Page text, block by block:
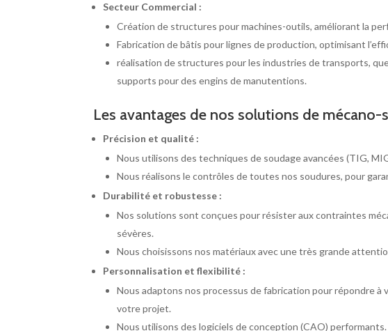
Secteur Commercial :
Création de structures pour machines-outils, améliorant la
Fabrication de bâtis pour lignes de production, optimisant
réalisation de structures pour les industries de transports,
supports pour des engins de manutentions.
Les avantages de nos solutions de mécano-
Précision et qualité :
Nous utilisons des techniques de soudage avancées (TIG,
Nous réalisons le contrôles de toutes nos soudures, pour
Durabilité et robustesse :
Nos solutions sont conçues pour résister aux contraintes
sévères.
Nous choisissons nos matériaux avec une très grande
Personnalisation et flexibilité :
Nous adaptons nos processus de fabrication pour répondre
votre projet.
Nous utilisons des logiciels de conception (CAO) performants.